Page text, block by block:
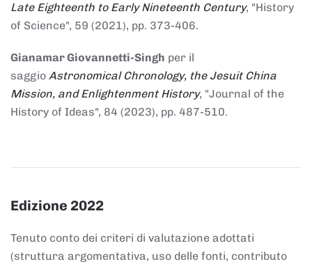
Late Eighteenth to Early Nineteenth Century, "History
of Science", 59 (2021), pp. 373-406.
Gianamar Giovannetti-Singh per il
saggio Astronomical Chronology, the Jesuit China
Mission, and Enlightenment History, "Journal of the
History of Ideas", 84 (2023), pp. 487-510.
Edizione 2022
Tenuto conto dei criteri di valutazione adottati
(struttura argomentativa, uso delle fonti, contributo